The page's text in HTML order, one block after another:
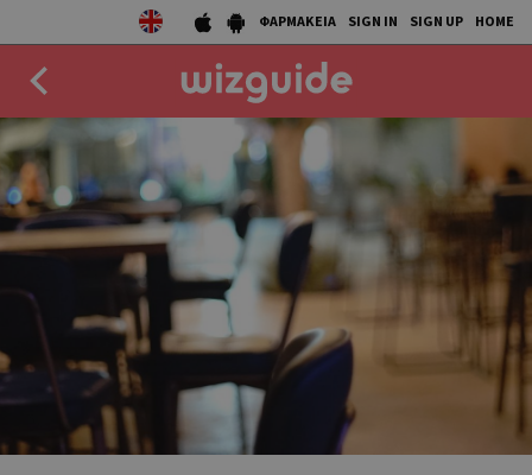
ΦΑΡΜΑΚΕΙΑ SIGN IN SIGN UP HOME
EAT
DRINK
50 BEST
AGENDA
COLLECTIONS
STORIES